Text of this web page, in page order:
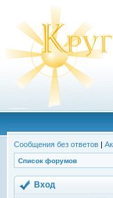
Сообщения без ответов |
Список форумов
Вход